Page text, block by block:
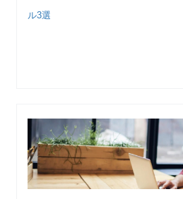
ル3選